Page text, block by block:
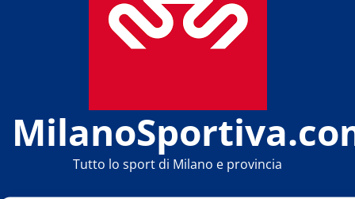
Tutto lo sport di Milano e provincia